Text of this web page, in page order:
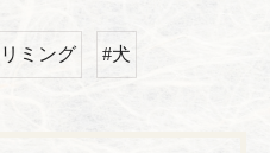
ミング #犬